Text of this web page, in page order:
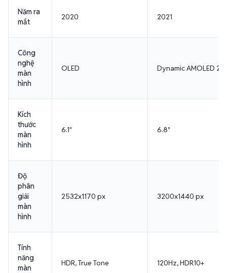
Năm ra
mắt
2020 2021
Công
nghệ
màn
hình
OLED Dynamic AMOLED 2X
Kích
thước
màn
hình
6.1" 6.8"
Độ
phân
giải
màn
hình
2532x1170 px 3200x1440 px
Tính
năng
màn
HDR, True Tone 120Hz, HDR10+